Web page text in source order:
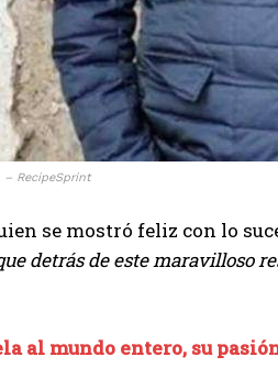
RecipeSprint
se mostró feliz con lo
detrás de este maravilloso
al mundo entero, su